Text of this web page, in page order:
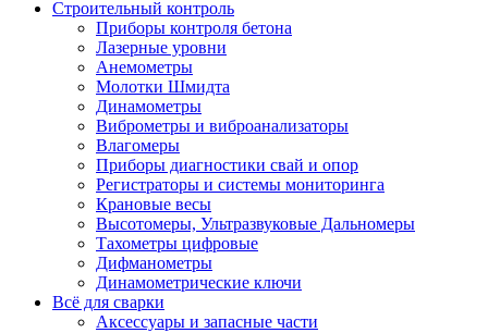
Строительный контроль
Приборы контроля бетона
Лазерные уровни
Анемометры
Молотки Шмидта
Динамометры
Виброметры и виброанализаторы
Влагомеры
Приборы диагностики свай и опор
Регистраторы и системы мониторинга
Крановые весы
Высотомеры, Ультразвуковые Дальномеры
Тахометры цифровые
Дифманометры
Динамометрические ключи
Всё для сварки
Аксессуары и запасные части